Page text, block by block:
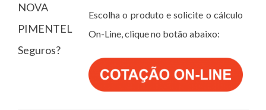
NOVA
PIMENTEL
Seguros?
Escolha o produto e solicite o cálculo
On-Line, clique no botão abaixo: